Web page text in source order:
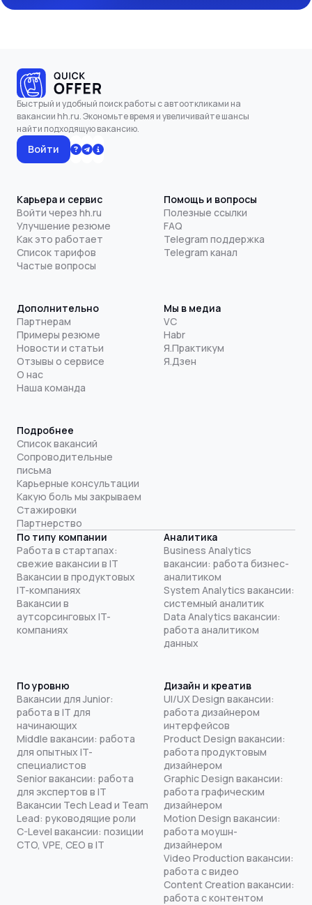
Быстрый и удобный поиск работы с автооткликами на
вакансии hh.ru. Экономьте время и увеличивайте шансы
найти подходящую вакансию.
Войти
Карьера и сервис
Войти через hh.ru
Улучшение резюме
Как это работает
Список тарифов
Частые вопросы
Помощь и вопросы
Полезные ссылки
FAQ
Telegram поддержка
Telegram канал
Дополнительно
Партнерам
Примеры резюме
Новости и статьи
Отзывы о сервисе
О нас
Наша команда
Мы в медиа
VC
Habr
Я.Практикум
Я.Дзен
Подробнее
Список вакансий
Сопроводительные
письма
Карьерные консультации
Какую боль мы закрываем
Стажировки
Партнерство
По типу компании
Работа в стартапах:
свежие вакансии в IT
Вакансии в продуктовых
IT-компаниях
Вакансии в
аутсорсинговых IT-
компаниях
Аналитика
Business Analytics
вакансии: работа бизнес-
аналитиком
System Analytics вакансии:
системный аналитик
Data Analytics вакансии:
работа аналитиком
данных
По уровню
Вакансии для Junior:
работа в IT для
начинающих
Middle вакансии: работа
для опытных IT-
специалистов
Senior вакансии: работа
для экспертов в IT
Вакансии Tech Lead и Team
Lead: руководящие роли
C-Level вакансии: позиции
CTO, VPE, CEO в IT
Дизайн и креатив
UI/UX Design вакансии:
работа дизайнером
интерфейсов
Product Design вакансии:
работа продуктовым
дизайнером
Graphic Design вакансии:
работа графическим
дизайнером
Motion Design вакансии:
работа моушн-
дизайнером
Video Production вакансии:
работа с видео
Content Creation вакансии:
работа с контентом